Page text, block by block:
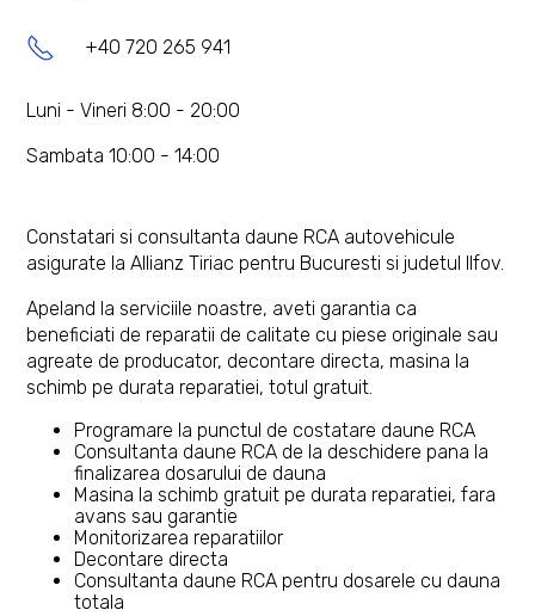
+40 720 265 941
Luni - Vineri 8:00 - 20:00
Sambata 10:00 - 14:00
Constatari si consultanta daune RCA autovehicule
asigurate la Allianz Tiriac pentru Bucuresti si judetul Ilfov.
Apeland la serviciile noastre, aveti garantia ca
beneficiati de reparatii de calitate cu piese originale sau
agreate de producator, decontare directa, masina la
schimb pe durata reparatiei, totul gratuit.
Programare la punctul de costatare daune RCA
Consultanta daune RCA de la deschidere pana la
finalizarea dosarului de dauna
Masina la schimb gratuit pe durata reparatiei, fara
avans sau garantie
Monitorizarea reparatiilor
Decontare directa
Consultanta daune RCA pentru dosarele cu dauna
totala